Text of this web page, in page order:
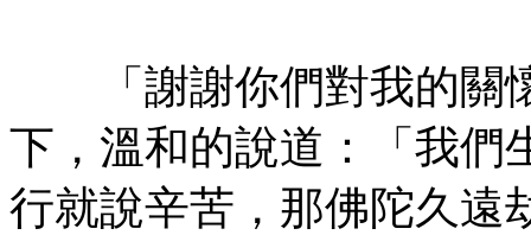
「謝謝你們對我的關
下，溫和的說道：「我們
行就說辛苦，那佛陀久遠